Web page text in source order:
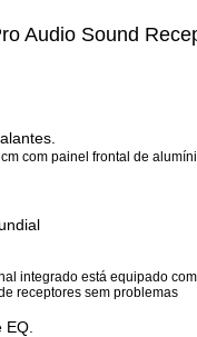
Audio Sound
com painel frontal de
integrado está equipado
receptores sem problemas